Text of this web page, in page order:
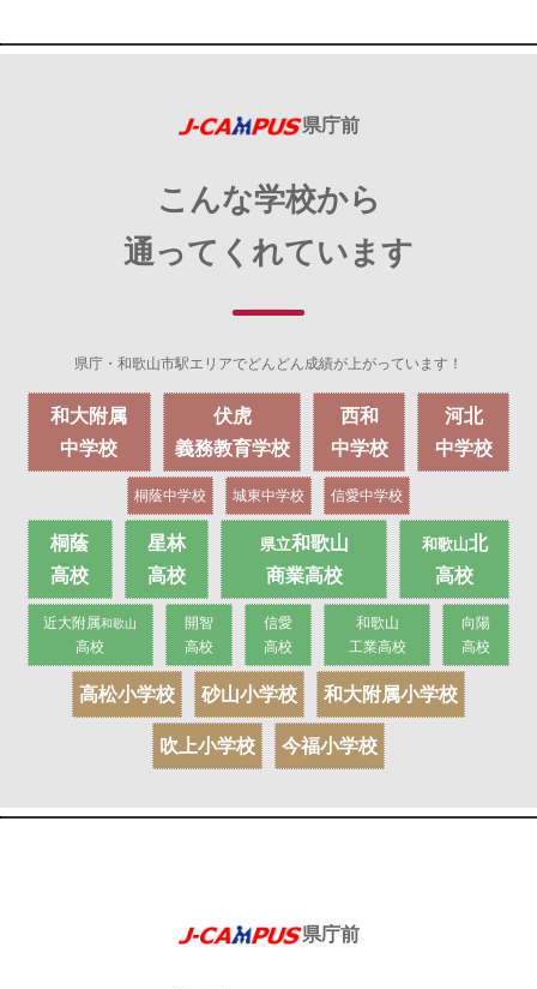
県庁前
こんな学校から
通ってくれています
県庁・和歌山市駅エリアでどんどん成績が上がっています！
和大附属
中学校
伏虎
義務教育学校
西和
中学校
河北
中学校
桐蔭中学校 城東中学校 信愛中学校
桐蔭
高校
星林
高校
県立和歌山
商業高校
和歌山北
高校
近大附属和歌山
高校
開智
高校
信愛
高校
和歌山
工業高校
向陽
高校
高松小学校 砂山小学校 和大附属小学校
吹上小学校 今福小学校
県庁前